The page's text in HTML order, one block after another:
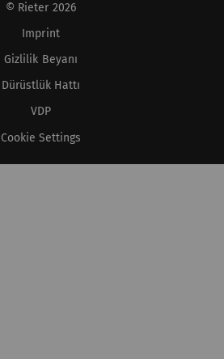
© Rieter 2026
Imprint
Gizlilik Beyanı
Dürüstlük Hattı
VDP
Cookie Settings